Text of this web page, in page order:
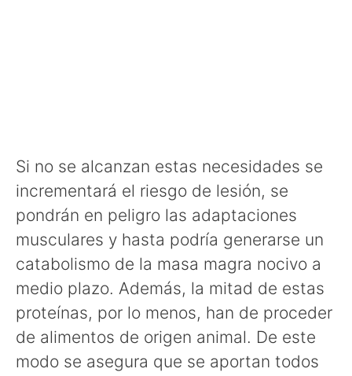
Si no se alcanzan estas necesidades se
incrementará el riesgo de lesión, se
pondrán en peligro las adaptaciones
musculares y hasta podría generarse un
catabolismo de la masa magra nocivo a
medio plazo. Además, la mitad de estas
proteínas, por lo menos, han de proceder
de alimentos de origen animal. De este
modo se asegura que se aportan todos